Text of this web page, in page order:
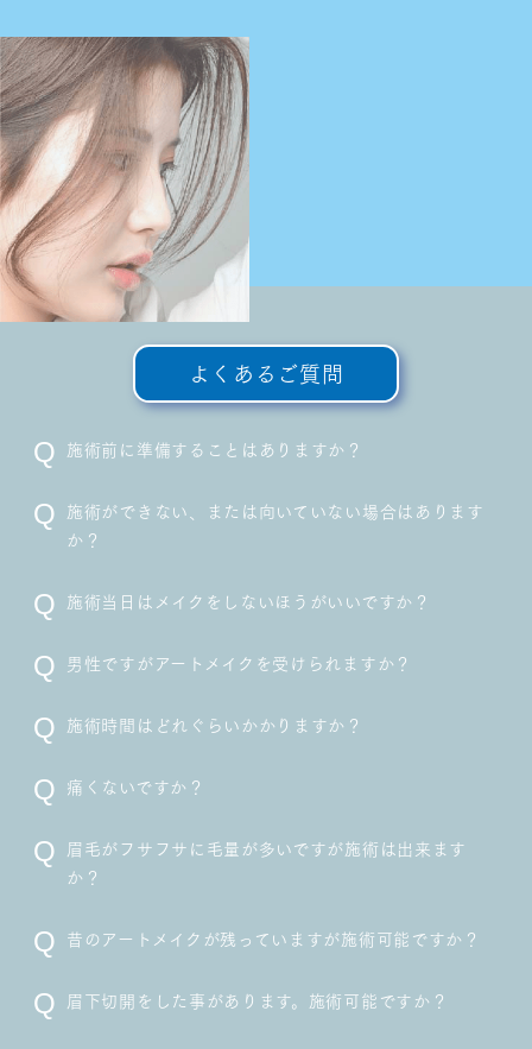
よくあるご質問
施術前に準備することはありますか？
施術ができない、または向いていない場合はあります
か？
施術当日はメイクをしないほうがいいですか？
男性ですがアートメイクを受けられますか？
施術時間はどれぐらいかかりますか？
痛くないですか？
眉毛がフサフサに毛量が多いですが施術は出来ます
か？
昔のアートメイクが残っていますが施術可能ですか？
眉下切開をした事があります。施術可能ですか？